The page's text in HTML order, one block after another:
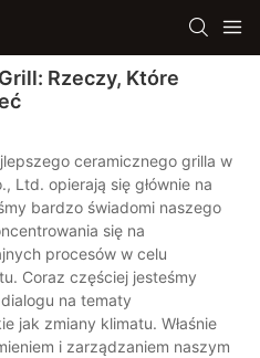
Rzeczy, Które
ceramicznego grilla w
Ltd. opierają się głównie na
bardzo świadomi naszego
się na
procesów w celu
Coraz częściej jesteśmy
na tematy
jak zmiany klimatu. Właśnie
i zarządzaniem naszym